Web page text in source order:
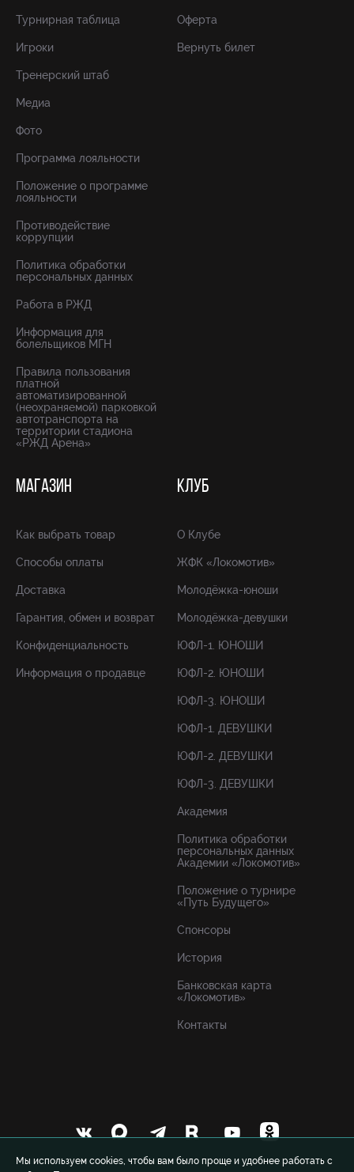
Мы используем cookies, чтобы вам было проще и удобнее работать с
Турнирная таблица
Игроки
Тренерский штаб
Медиа
Фото
Программа лояльности
Положение о программе
лояльности
Противодействие
коррупции
Политика обработки
персональных данных
Работа в РЖД
Информация для
болельщиков МГН
Правила пользования
платной
автоматизированной
(неохраняемой) парковкой
автотранспорта на
территории стадиона
«РЖД Арена»
Оферта
Вернуть билет
МАГАЗИН
Как выбрать товар
Способы оплаты
Доставка
Гарантия, обмен и возврат
Конфиденциальность
Информация о продавце
КЛУБ
О Клубе
ЖФК «Локомотив»
Молодёжка-юноши
Молодёжка-девушки
ЮФЛ-1. ЮНОШИ
ЮФЛ-2. ЮНОШИ
ЮФЛ-3. ЮНОШИ
ЮФЛ-1. ДЕВУШКИ
ЮФЛ-2. ДЕВУШКИ
ЮФЛ-3. ДЕВУШКИ
Академия
Политика обработки
персональных данных
Академии «Локомотив»
Положение о турнире
«Путь Будущего»
Спонсоры
История
Банковская карта
«Локомотив»
Контакты